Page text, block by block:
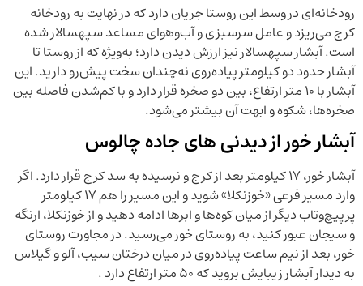
رودخانه‌ای در وسط این روستا جريان دارد كه در نهایت به رودخانه
کرج می‌ریزد و عامل سرسبزی و آب‌وهوای مساعد سپهسالار شده
است. آبشار سپهسالار نیز ارزش دیدن دارد؛ به‌ویژه که از روستا تا
آبشار حدود دو کیلومتر پیاده‌روی نه‌چندان سخت پیش‌رو دارید. این
آبشار با ۱۰ متر ارتفاع، بین دو صخره قرار دارد و با کم‌شدن فاصله بین
صخره‌ها، شکوه و ابهت آن بیشتر می‌شود.
آبشار خور از دیدنی های جاده چالوس
آبشار خور، ۱۷ کیلومتر بعد از کرج و نرسیده به سد کرج قرار دارد. اگر
وارد مسیر فرعی «خوزنکلا» شوید و این مسیر را هم ۱۷ کیلومتر
پرپیچ‌وتاب دیگر از میان کوه‌ها و ابرها ادامه دهید و از خوزنکلا، ارنگه
و سیجان عبور کنید، به روستای خور می‌رسید. در مجاورت روستای
خور، بعد از نیم ساعت پیاده‌روی در میان درختان سیب، آلو و گیلاس
به دیدار آبشار زیبایش بروید که ۵۰ متر ارتفاع دارد .